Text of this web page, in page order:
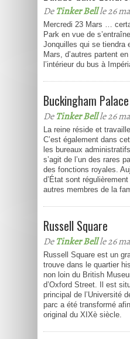
DeTinker Bellle 26
Mercredi 23 Mars …
Park en vue de
Jonquilles qui se tiendra
Mars, d’autres partent
l’intérieur du bus à
Buckingham Palace
DeTinker Bellle 26
La reine réside et
C’est également dans
les bureaux
s’agit de l’un des rares
des fonctions royales.
d’État sont
autres membres de la
Russell Square
DeTinker Bellle 26
Russell Square est un
trouve dans le quartier
non loin du British
d’Oxford Street. Il est
principal de l’Université
parc a été transformé
original du XIXè siècle.